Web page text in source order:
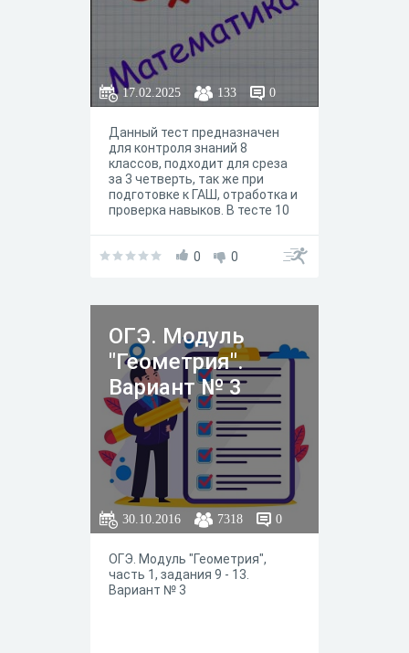
17.02.2025 133 0
Данный тест предназначен
для контроля знаний 8
классов, подходит для среза
за 3 четверть, так же при
подготовке к ГАШ, отработка и
проверка навыков. В тесте 10
0 0
ОГЭ. Модуль
"Геометрия".
Вариант № 3
30.10.2016 7318 0
ОГЭ. Модуль "Геометрия",
часть 1, задания 9 - 13.
Вариант № 3